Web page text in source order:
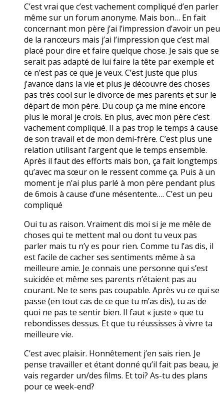
C’est vrai que c’est vachement compliqué d’en parler
même sur un forum anonyme. Mais bon… En fait
concernant mon père j’ai l’impression d’avoir un peu
de la rancœurs mais j’ai l’impression que c’est mal
placé pour dire et faire quelque chose. Je sais que se
serait pas adapté de lui faire la tête par exemple et
ce n’est pas ce que je veux. C’est juste que plus
j’avance dans la vie et plus je découvre des choses
pas très cool sur le divorce de mes parents et sur le
départ de mon père. Du coup ça me mine encore
plus le moral je crois. En plus, avec mon père c’est
vachement compliqué. Il a pas trop le temps à cause
de son travail et de mon demi-frère. C’est plus une
relation utilisant l’argent que le temps ensemble.
Après il faut des efforts mais bon, ça fait longtemps
qu’avec ma sœur on le ressent comme ça. Puis à un
moment je n’ai plus parlé à mon père pendant plus
de 6mois à cause d’une mésentente…. C’est un peu
compliqué
Oui tu as raison. Vraiment dis moi si je me mêle de
choses qui te mettent mal ou dont tu veux pas
parler mais tu n’y es pour rien. Comme tu l’as dis, il
est facile de cacher ses sentiments même à sa
meilleure amie. Je connais une personne qui s’est
suicidée et même ses parents n’étaient pas au
courant. Ne te sens pas coupable. Après vu ce qui se
passe (en tout cas de ce que tu m’as dis), tu as de
quoi ne pas te sentir bien. Il faut « juste » que tu
rebondisses dessus. Et que tu réussisses à vivre ta
meilleure vie.
C’est avec plaisir. Honnêtement j’en sais rien. Je
pense travailler et étant donné qu’il fait pas beau, je
vais regarder un/des films. Et toi? As-tu des plans
pour ce week-end?